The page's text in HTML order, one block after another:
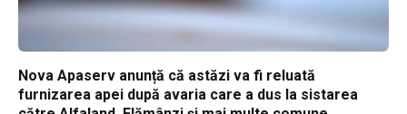
Nova Apaserv anunță că astăzi va fi reluată
furnizarea apei după avaria care a dus la sistarea